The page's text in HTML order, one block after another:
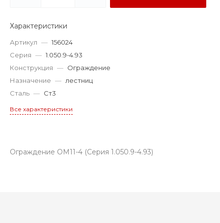
Характеристики
Артикул — 156024
Серия — 1.050.9-4.93
Конструкция — Ограждение
Назначение — лестниц
Сталь — Ст3
Все характеристики
Ограждение ОМ11-4 (Серия 1.050.9-4.93)